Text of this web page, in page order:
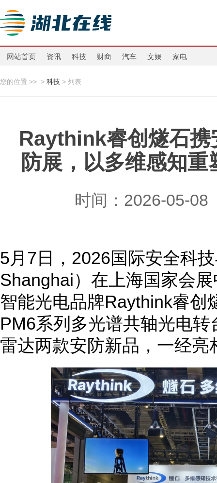
网站首页 资讯 科技 财商 汽车 文娱 家电
您的位置 >> > 科技 > 列表
Raythink睿创燧石携
防展，以多维感知
时间：2026-05-
5月7日，2026国际安全科
Shanghai）在上海国家会
智能光电品牌Raythink睿创
PM6系列多光谱共轴光电
雷达两款安防新品，一经亮